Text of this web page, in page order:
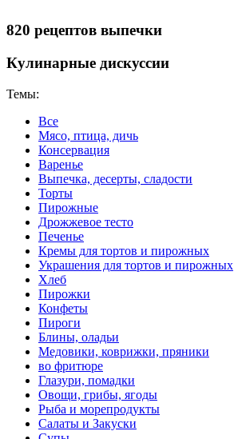
820 рецептов выпечки
Кулинарные дискуссии
Темы:
Все
Мясо, птица, дичь
Консервация
Варенье
Выпечка, десерты, сладости
Торты
Пирожные
Дрожжевое тесто
Печенье
Кремы для тортов и пирожных
Украшения для тортов и пирожных
Хлеб
Пирожки
Конфеты
Пироги
Блины, оладьи
Медовики, коврижки, пряники
во фритюре
Глазури, помадки
Овощи, грибы, ягоды
Рыба и морепродукты
Салаты и Закуски